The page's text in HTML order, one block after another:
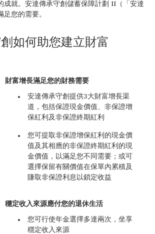
成就。安達傳承守創儲蓄保障計劃 II（「安達
您的需要。
如何助您建立財富
財富增長滿足您的財務需要
安達傳承守創提供3大財富增長渠
道，包括保證現金價值、非保證增
保紅利及非保證終期紅利
您可提取非保證增保紅利的現金價
值及其相應的非保證終期紅利的現
金價值，以滿足您不同需要；或可
選擇保留有關價值在保單內累積及
賺取非保證利息以鎖定收益
穩定收入來源應付您的退休生活
您可行使年金選擇多達兩次，坐享
穩定收入來源